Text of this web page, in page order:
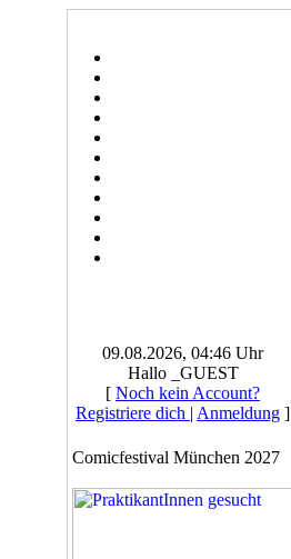
09.08.2026, 04:46 Uhr
Hallo _GUEST
[ Noch kein Account?
Registriere dich | Anmeldung ]
Comicfestival München 2027